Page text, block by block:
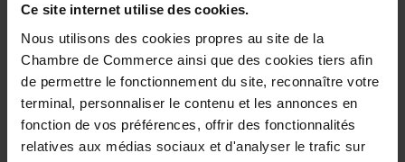
Ce site internet utilise des cookies.
Nous utilisons des cookies propres au site de la
Chambre de Commerce ainsi que des cookies tiers afin
de permettre le fonctionnement du site, reconnaître votre
terminal, personnaliser le contenu et les annonces en
fonction de vos préférences, offrir des fonctionnalités
relatives aux médias sociaux et d'analyser le trafic sur
PDF, 22.3 Mo